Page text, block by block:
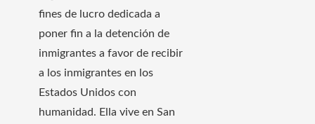
fines de lucro dedicada a
poner fin a la detención de
inmigrantes a favor de recibir
a los inmigrantes en los
Estados Unidos con
humanidad. Ella vive en San